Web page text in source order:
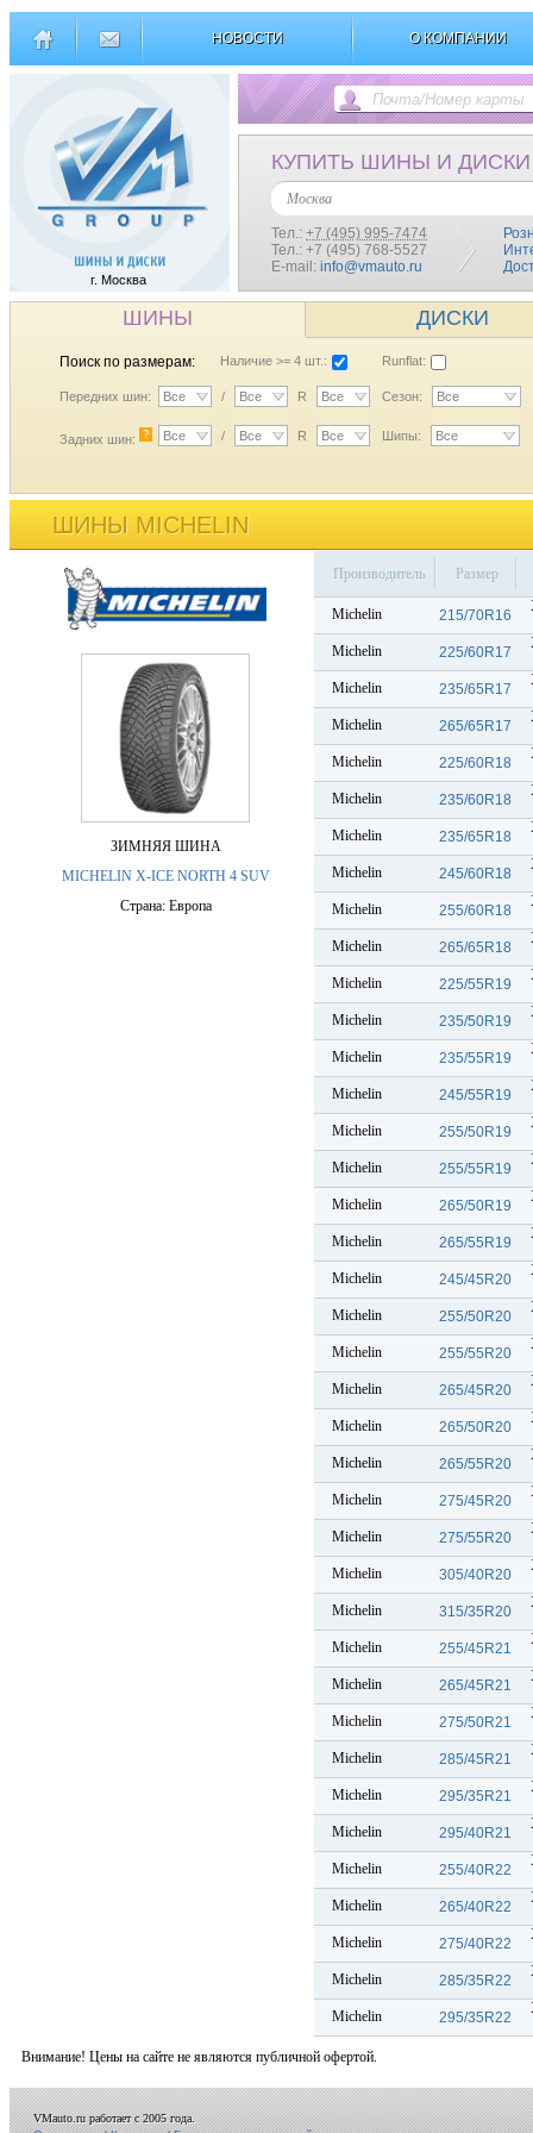
НОВОСТИ О КОМПАНИИ
г. Москва
КУПИТЬ ШИНЫ И ДИСКИ
Москва
Тел.: +7 (495) 995-7474
Тел.: +7 (495) 768-5527
E-mail: info@vmauto.ru
ШИНЫ ДИСКИ
Поиск по размерам: Наличие >= 4 шт.: Runflat:
Передних шин: Все / Все R Все Сезон: Все
Задних шин: ? Все / Все R Все Шипы: Все
ШИНЫ MICHELIN
ЗИМНЯЯ ШИНА
MICHELIN X-ICE NORTH 4 SUV
Страна: Европа
Производитель Размер
Michelin 215/70R16
Michelin 225/60R17
Michelin 235/65R17
Michelin 265/65R17
Michelin 225/60R18
Michelin 235/60R18
Michelin 235/65R18
Michelin 245/60R18
Michelin 255/60R18
Michelin 265/65R18
Michelin 225/55R19
Michelin 235/50R19
Michelin 235/55R19
Michelin 245/55R19
Michelin 255/50R19
Michelin 255/55R19
Michelin 265/50R19
Michelin 265/55R19
Michelin 245/45R20
Michelin 255/50R20
Michelin 255/55R20
Michelin 265/45R20
Michelin 265/50R20
Michelin 265/55R20
Michelin 275/45R20
Michelin 275/55R20
Michelin 305/40R20
Michelin 315/35R20
Michelin 255/45R21
Michelin 265/45R21
Michelin 275/50R21
Michelin 285/45R21
Michelin 295/35R21
Michelin 295/40R21
Michelin 255/40R22
Michelin 265/40R22
Michelin 275/40R22
Michelin 285/35R22
Michelin 295/35R22
Внимание! Цены на сайте не являются публичной офертой.
VMauto.ru работает с 2005 года.